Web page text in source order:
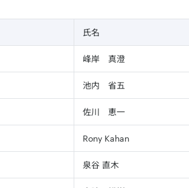
氏名
峰岸 真澄
池内 省五
佐川 恵一
Rony Kahan
泉谷 直木